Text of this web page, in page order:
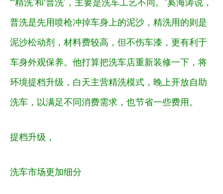
普洗是先用喷枪冲掉车身上的泥沙，精洗用的则是
泥沙松动剂，材料费较高，但不伤车漆，更有利于
车身外观保养。他打算把洗车店重新装修一下，将
环境提档升级，白天主营精洗模式，晚上开放自助
洗车，以满足不同消费需求，也节省一些费用。
提档升级，
洗车市场更加细分